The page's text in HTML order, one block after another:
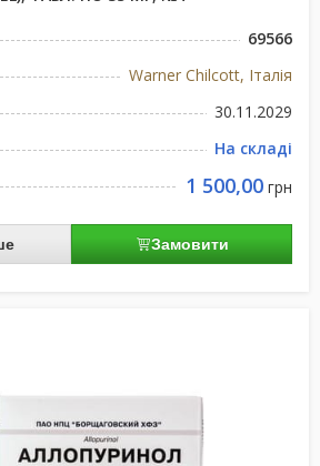
69566
Warner Chilcott, Італія
30.11.2029
На складі
1 500,00 грн
Замовити